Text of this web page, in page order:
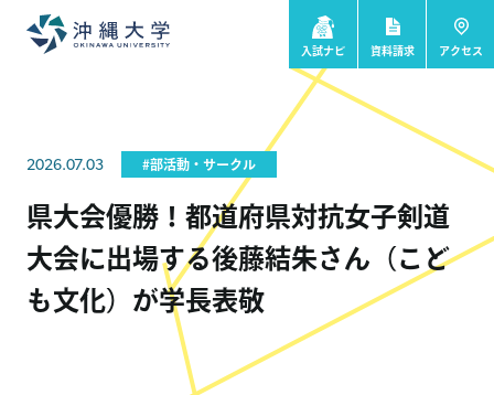
入試ナビ 資料請求 アクセス
2026.07.03 #部活動・サークル
県大会優勝！都道府県対抗女子剣道
大会に出場する後藤結朱さん（こど
も文化）が学長表敬